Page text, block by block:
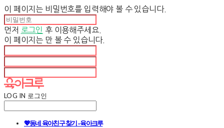
이 페이지는 비밀번호를 입력해야 볼 수 있습니다.
먼저 로그인 후 이용해주세요.
이 페이지는 만 볼 수 있습니다.
LOG IN 로그인
💖동네 육아친구 찾기 - 육아크루